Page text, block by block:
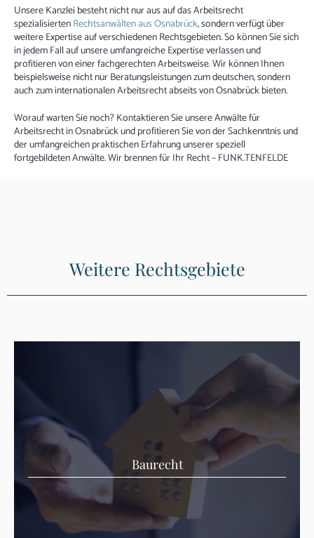
Unsere Kanzlei besteht nicht nur aus auf das Arbeitsrecht
spezialisiertenRechtsanwälten aus Osnabrück, sondern verfügt über
weitere Expertise auf verschiedenen Rechtsgebieten. So können Sie sich
in jedem Fall auf unsere umfangreiche Expertise verlassen und
profitieren von einer fachgerechten Arbeitsweise. Wir können Ihnen
beispielsweise nicht nur Beratungsleistungen zum deutschen, sondern
auch zum internationalen Arbeitsrecht abseits von Osnabrück bieten.
Worauf warten Sie noch? Kontaktieren Sie unsere Anwälte für
Arbeitsrecht in Osnabrück und profitieren Sie von der Sachkenntnis und
der umfangreichen praktischen Erfahrung unserer speziell
fortgebildeten Anwälte. Wir brennen für Ihr Recht – FUNK.TENFELDE
Weitere Rechtsgebiete
Baurecht